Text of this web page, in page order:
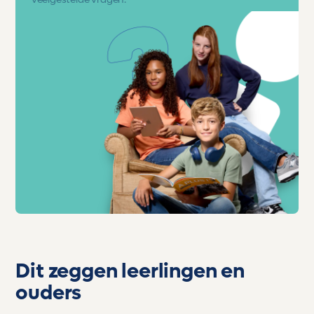
Dit zeggen leerlingen en
ouders